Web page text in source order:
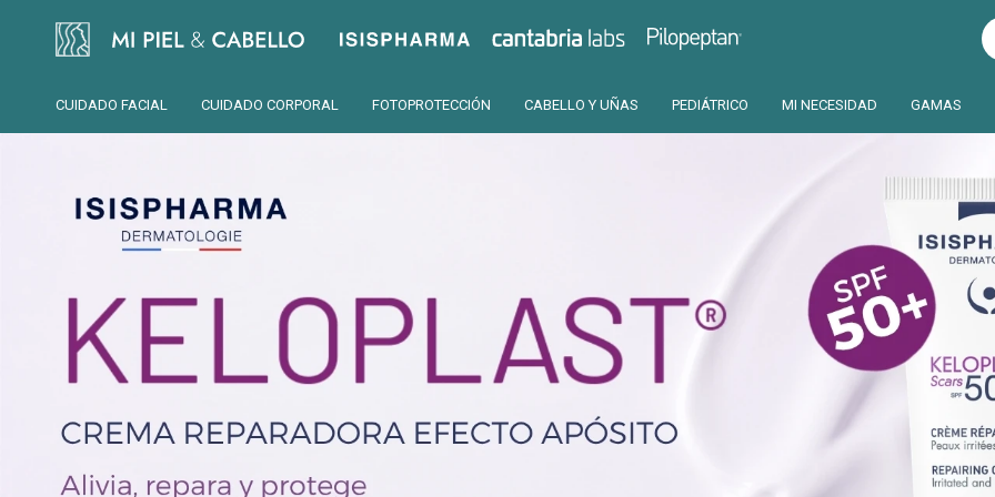
CUIDADO FACIAL CUIDADO CORPORAL FOTOPROTECCIÓN CABELLO Y UÑAS PEDIÁTRICO MI NECESIDAD GAMAS
Isispharma Cantabria Pilopeptan